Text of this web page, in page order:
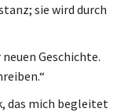
sie wird durch
Geschichte.
das mich begleitet